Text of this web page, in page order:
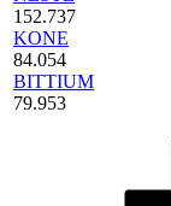
152.737
KONE
84.054
BITTIUM
79.953